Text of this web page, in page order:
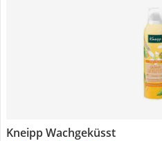
Kneipp Wachgeküsst